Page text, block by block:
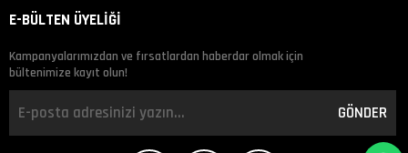
E-BÜLTEN ÜYELİĞİ
Kampanyalarımızdan ve fırsatlardan haberdar olmak için
bültenimize kayıt olun!
GÖNDER